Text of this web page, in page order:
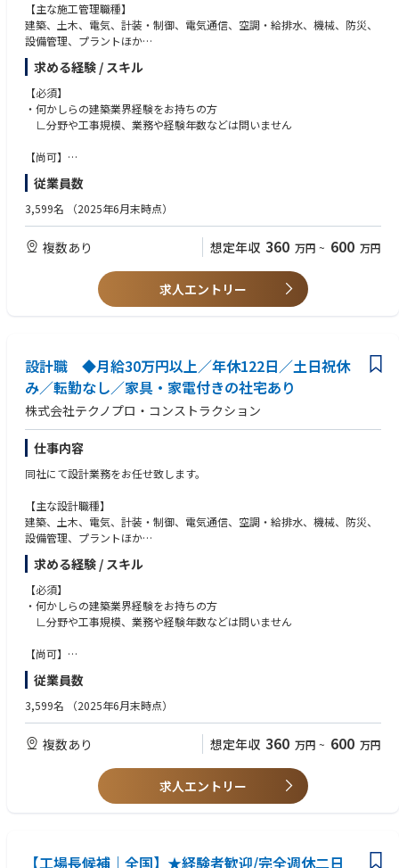
【主な施工管理職種】
建築、土木、電気、計装・制御、電気通信、空調・給排水、機械、防災、
設備管理、プラントほか
【業務の特徴】
同社ではスーパーゼネコン、大手・準大手ゼネコンとの取引が全体の約半
数以上を占めており、建築プロジェクトは建築/土木/設備（空調、衛生、
電気）/内装/プラント等の設計～施工～アフターメンテナンスまで幅広く
また、建築ICT化が進み、異業種間でシナジー効果が重要視される現在、
た最新技術を使用しながら業務に取り組んで頂けます。
【取引先例】
建築・土木：竹中工務店・大林組・清水建設・鹿島建設 他
設備・電気：関電工・新菱冷熱工業・住友電設 他
求める経験 / スキル
【必須】
・何かしらの建築業界経験をお持ちの方
∟分野や工事規模、業務や経験年数などは問いません
【尚可】
・建築・土木・内装・電気設備・設備など施工管理の経験
・設計業務、施工図業務経験◇CADオペレーター経験
∟AutoCAD、ArchiCAD、JW-CAD、Revit、Rebro、Tfas、Civil3Dなど
∟SS3、SS7などの構造計算ソフト使用経験も優遇
従業員数
3,599名 （2025年6月末時点）
複数あり 想定年収 360 万円 ~ 600 万円
求人エントリー
設計職 ◆月給30万円以上／年休122日／土日祝休
み／転勤なし／家具・家電付きの社宅あり
株式会社テクノプロ・コンストラクション
仕事内容
同社にて設計業務をお任せ致します。
【主な設計職種】
建築、土木、電気、計装・制御、電気通信、空調・給排水、機械、防災、
設備管理、プラントほか
【業務の特徴】
同社ではスーパーゼネコン、大手・準大手ゼネコンとの取引が全体の約半
数以上を占めており、建築プロジェクトは建築/土木/設備（空調、衛生、
電気）/内装/プラント等の設計～施工～アフターメンテナンスまで幅広く
また、建築ICT化が進み、異業種間でシナジー効果が重要視される現在、
た最新技術を使用しながら業務に取り組んで頂けます。
【取引先例】
建築・土木：竹中工務店・大林組・清水建設・鹿島建設 他
設備・電気：関電工・新菱冷熱工業・住友電設 他
求める経験 / スキル
【必須】
・何かしらの建築業界経験をお持ちの方
∟分野や工事規模、業務や経験年数などは問いません
【尚可】
・建築・土木・内装・電気設備・設備など施工管理の経験
・設計業務、施工図業務経験◇CADオペレーター経験
∟AutoCAD、ArchiCAD、JW-CAD、Revit、Rebro、Tfas、Civil3Dなど
∟SS3、SS7などの構造計算ソフト使用経験も優遇
従業員数
3,599名 （2025年6月末時点）
複数あり 想定年収 360 万円 ~ 600 万円
求人エントリー
【工場長候補｜全国】★経験者歓迎/完全週休二日